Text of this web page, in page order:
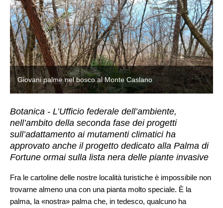
Giovani palme nel bosco al Monte Caslano
Botanica - L’Ufficio federale dell’ambiente,
nell’ambito della seconda fase dei progetti
sull’adattamento ai mutamenti climatici ha
approvato anche il progetto dedicato alla Palma di
Fortune ormai sulla lista nera delle piante invasive
Fra le cartoline delle nostre località turistiche è impossibile non
trovarne almeno una con una pianta molto speciale. È la
palma, la «nostra» palma che, in tedesco, qualcuno ha